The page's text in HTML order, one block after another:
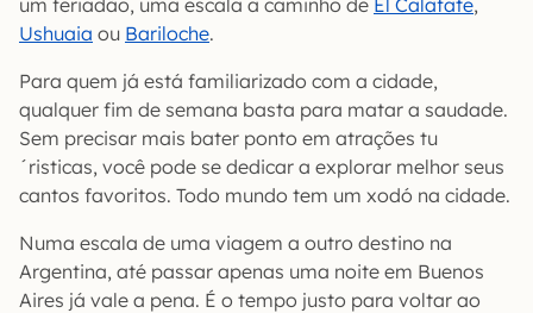
Ushuaia ou Bariloche.
Para quem já está familiarizado com a cidade,
qualquer fim de semana basta para matar a saudade.
Sem precisar mais bater ponto em atrações tu
´risticas, você pode se dedicar a explorar melhor seus
cantos favoritos. Todo mundo tem um xodó na cidade.
Numa escala de uma viagem a outro destino na
Argentina, até passar apenas uma noite em Buenos
Aires já vale a pena. É o tempo justo para voltar ao